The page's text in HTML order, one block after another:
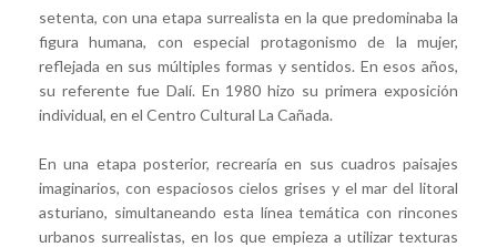
setenta, con una etapa surrealista en la que predominaba la
figura humana, con especial protagonismo de la mujer,
reflejada en sus múltiples formas y sentidos. En esos años,
su referente fue Dalí. En 1980 hizo su primera exposición
individual, en el Centro Cultural La Cañada.
En una etapa posterior, recrearía en sus cuadros paisajes
imaginarios, con espaciosos cielos grises y el mar del litoral
asturiano, simultaneando esta línea temática con rincones
urbanos surrealistas, en los que empieza a utilizar texturas